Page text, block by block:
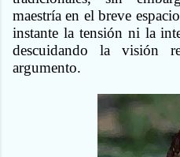
maestría en el breve
instante la tensión ni la
descuidando la visión
argumento.